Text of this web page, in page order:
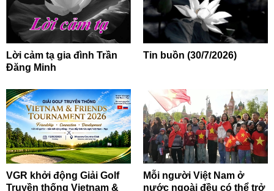
Lời cảm tạ gia đình Trần
Đăng Minh
Tin buồn (30/7/2026)
VGR khởi động Giải Golf
Truyền thống Vietnam &
Mỗi người Việt Nam ở
nước ngoài đều có thể trở